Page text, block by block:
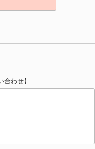
合わせ】